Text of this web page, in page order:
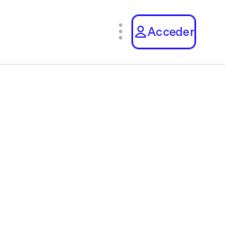
Acceder